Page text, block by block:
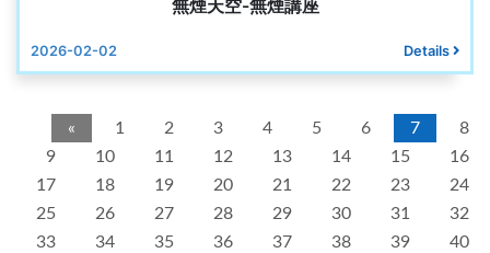
無煙天空-無煙講座
2026-02-02 Details
« 1 2 3 4 5 6 7
8
9
10 11 12 13 14 15
16
17
18 19 20 21 22 23
24
25
26 27 28 29 30 31
32
33
34 35 36 37 38 39 40